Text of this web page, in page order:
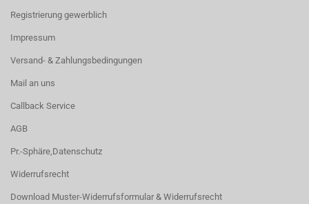
Registrierung gewerblich
Impressum
Versand- & Zahlungsbedingungen
Mail an uns
Callback Service
AGB
Pr.-Sphäre,Datenschutz
Widerrufsrecht
Download Muster-Widerrufsformular & Widerrufsrecht